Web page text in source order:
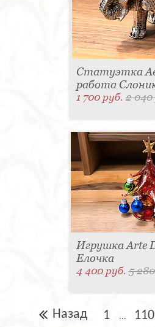
Статуэтка
работа
1 700 руб.2 040
Игрушка Arte
Елочка
4 400 руб.5
Назад 1 ... 110